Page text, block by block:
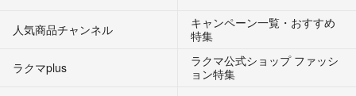
人気商品チャンネル
キャンペーン一覧・おすすめ
特集
ラクマplus
ラクマ公式ショップ ファッシ
ョン特集